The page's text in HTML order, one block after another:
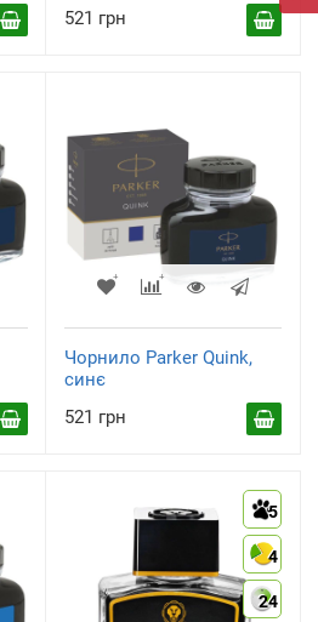
521 грн
Чорнило Parker Quink,
синє
521 грн
5
4
24